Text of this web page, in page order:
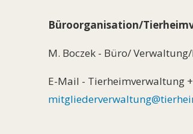
Büroorganisation/
M. Boczek - Büro/
E-Mail - Tierheimverwaltung